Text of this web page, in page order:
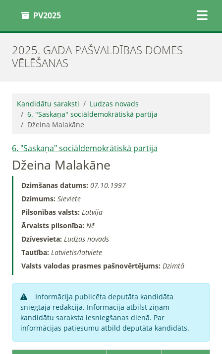
PV2025
2025. GADA PAŠVALDĪBAS DOMES
VĒLĒŠANAS
Kandidātu saraksti
Ludzas novads
6. "Saskaņa" sociāldemokrātiskā partija
Džeina Malakāne
6. "Saskaņa" sociāldemokrātiskā partija
Džeina Malakāne
Dzimšanas datums: 07.10.1997
Dzimums: Sieviete
Pilsonības valsts: Latvija
Ārvalsts pilsonība: Nē
Dzīvesvieta: Ludzas novads
Tautība: Latvietis/latviete
Valsts valodas prasmes pašnovērtējums: Dzimtā
Informācija publicēta deputāta kandidāta
sniegtajā redakcijā. Informācija atbilst ziņām
kandidātu saraksta iesniegšanas dienā. Par
informācijas patiesumu atbild deputāta kandidāts.